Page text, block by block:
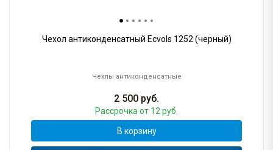
Чехол антиконденсатный Ecvols 1252 (черный)
Чехлы антиконденсатные
2 500 руб.
Рассрочка от 12 руб.
В корзину